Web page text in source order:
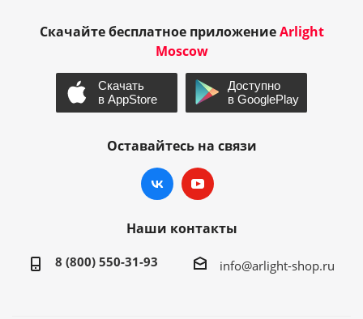
Скачайте бесплатное приложениеArlight
Moscow
Оставайтесь на связи
Наши контакты
8 (800) 550-31-93 info@arlight-shop.ru